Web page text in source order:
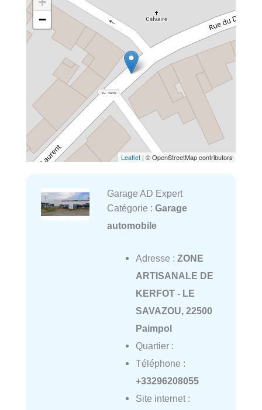
−
Leaflet | © OpenStreetMap contributors
Garage AD Expert
Catégorie : Garage
automobile
Adresse : ZONE
ARTISANALE DE
KERFOT - LE
SAVAZOU, 22500
Paimpol
Quartier :
Téléphone :
+33296208055
Site internet :